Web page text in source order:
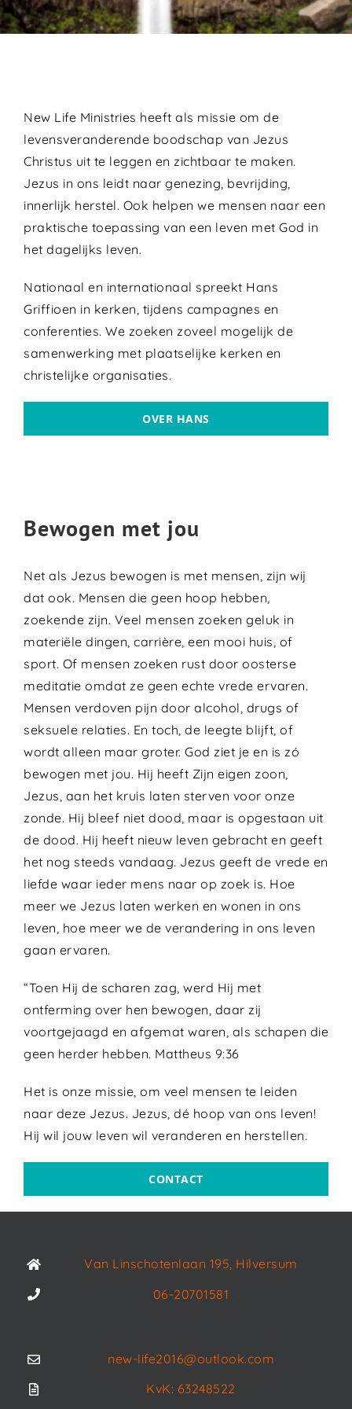
New Life Ministries heeft als missie om de
levensveranderende boodschap van Jezus
Christus uit te leggen en zichtbaar te maken.
Jezus in ons leidt naar genezing, bevrijding,
innerlijk herstel. Ook helpen we mensen naar een
praktische toepassing van een leven met God in
het dagelijks leven.
Nationaal en internationaal spreekt Hans
Griffioen in kerken, tijdens campagnes en
conferenties. We zoeken zoveel mogelijk de
samenwerking met plaatselijke kerken en
christelijke organisaties.
OVER HANS
Bewogen met jou
Net als Jezus bewogen is met mensen, zijn wij
dat ook. Mensen die geen hoop hebben,
zoekende zijn. Veel mensen zoeken geluk in
materiële dingen, carrière, een mooi huis, of
sport. Of mensen zoeken rust door oosterse
meditatie omdat ze geen echte vrede ervaren.
Mensen verdoven pijn door alcohol, drugs of
seksuele relaties. En toch, de leegte blijft, of
wordt alleen maar groter. God ziet je en is zó
bewogen met jou. Hij heeft Zijn eigen zoon,
Jezus, aan het kruis laten sterven voor onze
zonde. Hij bleef niet dood, maar is opgestaan uit
de dood. Hij heeft nieuw leven gebracht en geeft
het nog steeds vandaag. Jezus geeft de vrede en
liefde waar ieder mens naar op zoek is. Hoe
meer we Jezus laten werken en wonen in ons
leven, hoe meer we de verandering in ons leven
gaan ervaren.
“Toen Hij de scharen zag, werd Hij met
ontferming over hen bewogen, daar zij
voortgejaagd en afgemat waren, als schapen die
geen herder hebben. Mattheus 9:36
Het is onze missie, om veel mensen te leiden
naar deze Jezus. Jezus, dé hoop van ons leven!
Hij wil jouw leven wil veranderen en herstellen.
CONTACT
Van Linschotenlaan 195, Hilversum
06-20701581
new-life2016@outlook.com
KvK: 63248522